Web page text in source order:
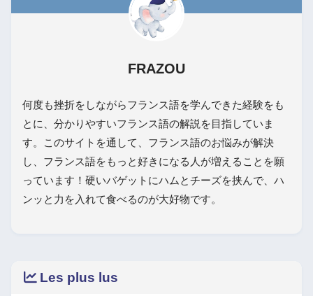
FRAZOU
何度も挫折をしながらフランス語を学んできた経験をも
とに、分かりやすいフランス語の解説を目指していま
す。このサイトを通して、フランス語のお悩みが解決
し、フランス語をもっと好きになる人が増えることを願
っています！硬いバゲットにハムとチーズを挟んで、ハ
ンッと力を入れて食べるのが大好物です。
Les plus lus